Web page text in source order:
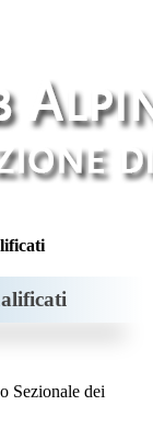
Sezionale dei